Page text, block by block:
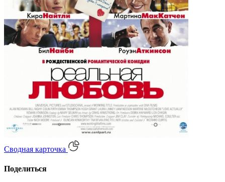
Сводная карточка
Поделиться